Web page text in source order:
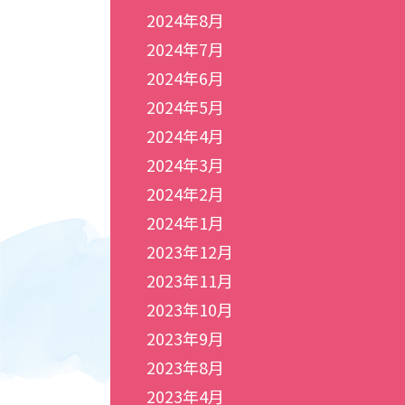
2024年8月
2024年7月
2024年6月
2024年5月
2024年4月
2024年3月
2024年2月
2024年1月
2023年12月
2023年11月
2023年10月
2023年9月
2023年8月
2023年4月